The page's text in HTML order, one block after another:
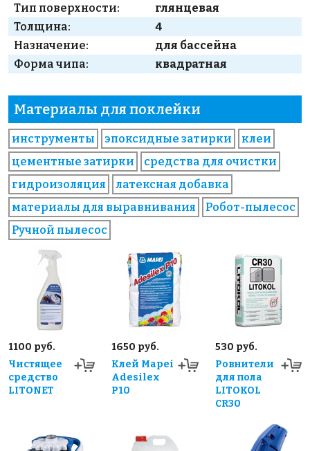
Тип поверхности:
глянцевая
Толщина:
4
Назначение:
для бассейна
Форма чипа:
квадратная
Материалы для поклейки
инструменты эпоксидные затирки
клеи
цементные затирки
средства для очистки
гидроизоляция
латексная добавка
материалы для выравнивания
Робот-пылесос
Ручной пылесос
1100 руб.
Чистящее
средство
LITONET
1650 руб.
Клей Mapei
Adesilex
P10
530 руб.
Ровнители
для пола
LITOKOL
CR30